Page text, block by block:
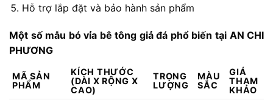
Hỗ trợ lắp đặt và bảo hành sản phẩm
Một số mẫu bóvỉa bêtông giảđá phổ biếntại ANCHI
PHƯƠNG
MÃSẢN
PHẨM
KÍCH THƯỚC
(DÀI X RỘNG X
CAO)
TRỌNG
LƯỢNG
MÀU
SẮC
GIÁ
THAM
KHẢO